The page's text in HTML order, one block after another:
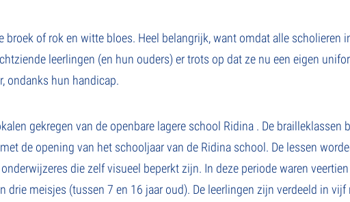
broek of rok en witte bloes. Heel belangrijk, want omdat alle scholieren
leerlingen (en hun ouders) er trots op dat ze nu een eigen
ondanks hun handicap.
gekregen van de openbare lagere school Ridina . De brailleklassen
de opening van het schooljaar van de Ridina school. De lessen
die zelf visueel beperkt zijn. In deze periode waren veertien
drie meisjes (tussen 7 en 16 jaar oud). De leerlingen zijn verdeeld in vijf